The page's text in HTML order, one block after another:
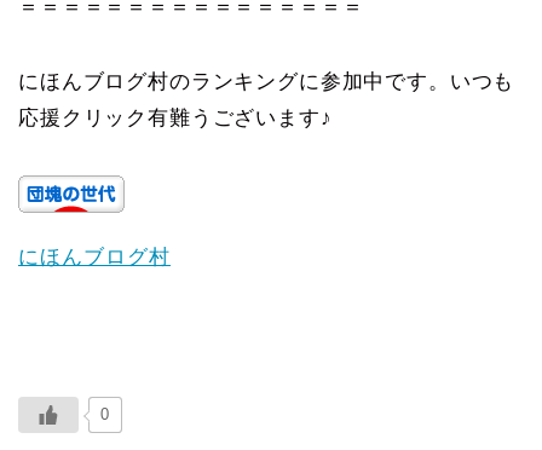
＝＝＝＝＝＝＝＝＝＝＝＝＝＝＝＝
にほんブログ村のランキングに参加中です。いつも
応援クリック有難うございます♪
にほんブログ村
0